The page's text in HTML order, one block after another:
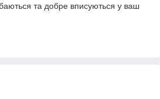
та добре вписуються у ваш